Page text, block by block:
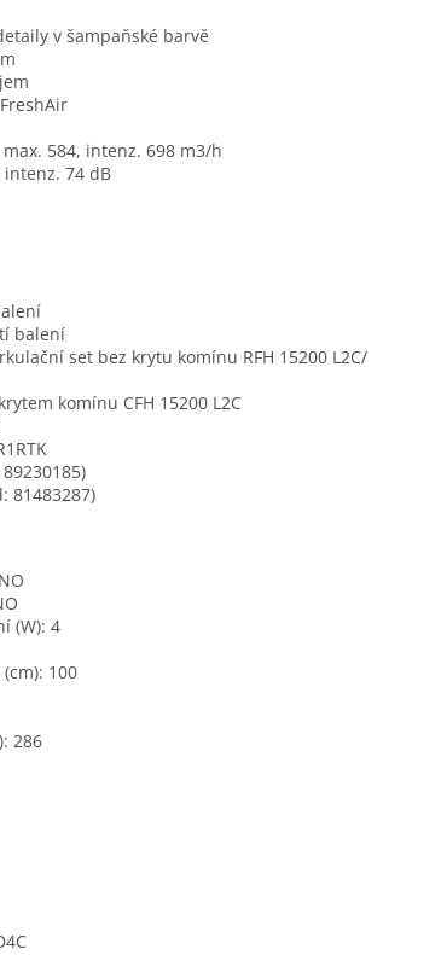
v šampaňské barvě
584, intenz. 698 m3/h
74 dB
balení
set bez krytu komínu RFH 15200 L2C/
komínu CFH 15200 L2C
81483287)
(W): 4
100
286